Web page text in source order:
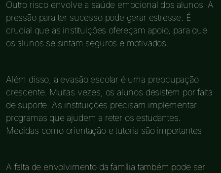
Outro risco envolve a saúde emocional dos alunos. A
pressão para ter sucesso pode gerar estresse. É
crucial que as instituições ofereçam apoio, para que
os alunos se sintam seguros e motivados.
Além disso, a evasão escolar é uma preocupação
crescente. Muitas vezes, os alunos desistem por falta
de suporte. As instituições precisam implementar
programas que ajudem a reter os estudantes.
Medidas como orientação e tutoria são importantes.
A falta de envolvimento da família também pode ser